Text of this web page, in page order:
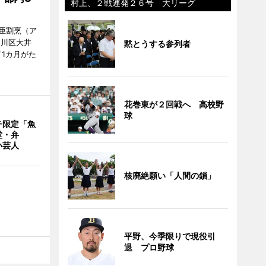
割烹（ア
区大井
カ月がた
定「魚
・弁
人
村上、２戦連発２６号 大リーグ
黙とうする参列者
花巻東が２回戦へ 高校野
球
核廃絶願い「人間の鎖」
平野、今季限りで現役引
退 プロ野球